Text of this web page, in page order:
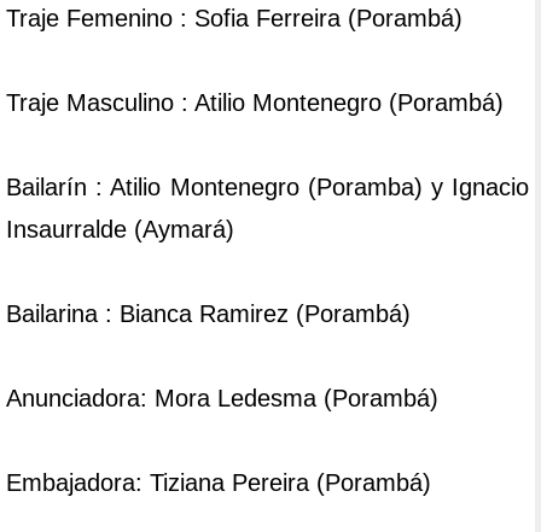
Traje Femenino : Sofia Ferreira (Porambá)
Traje Masculino : Atilio Montenegro (Porambá)
Bailarín : Atilio Montenegro (Poramba) y Ignacio
Insaurralde (Aymará)
Bailarina : Bianca Ramirez (Porambá)
Anunciadora: Mora Ledesma (Porambá)
Embajadora: Tiziana Pereira (Porambá)